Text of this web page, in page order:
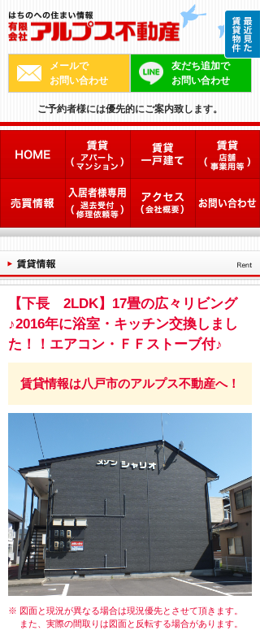
メールで
お問い合わせ
友だち追加で
お問い合わせ
ご予約者様には優先的にご案内致します。
【下長 2LDK】17畳の広々リビング
♪2016年に浴室・キッチン交換しまし
た！！エアコン・ＦＦストーブ付♪
賃貸情報は八戸市のアルプス不動産へ！
※ 図面と現況が異なる場合は現況優先とさせて頂きます。
また、実際の間取りは図面と反転する場合があります。